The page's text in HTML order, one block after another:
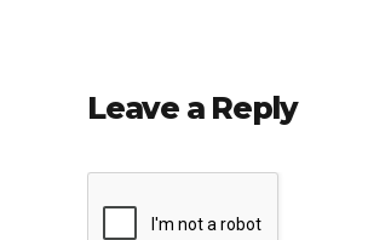
Leave a Reply